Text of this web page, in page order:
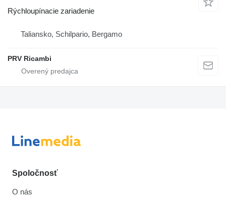
Rýchloupínacie zariadenie
Taliansko, Schilpario, Bergamo
PRV Ricambi
Spoločnosť
O nás